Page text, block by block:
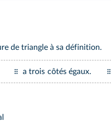
de triangle à sa définition.
a trois côtés égaux.